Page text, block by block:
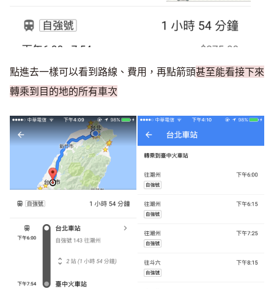
點進去一樣可以看到路線、費用，再點箭頭甚至能看接下來
轉乘到目的地的所有車次